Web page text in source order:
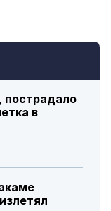
пострадало
в